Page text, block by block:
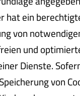
hat ein
von
und
Dienste.
von